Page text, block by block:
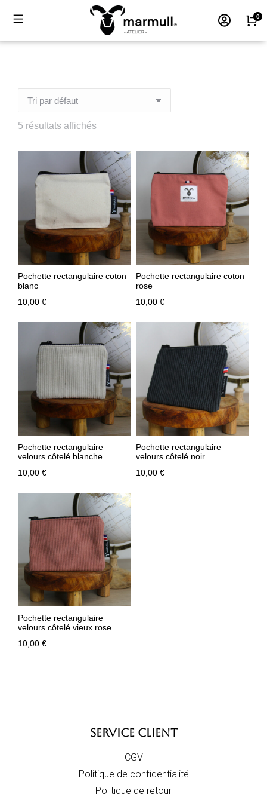
5 résultats affichés
Pochette rectangulaire coton
blanc
10,00 €
Pochette rectangulaire coton
rose
10,00 €
Pochette rectangulaire
velours côtelé blanche
10,00 €
Pochette rectangulaire
velours côtelé noir
10,00 €
Pochette rectangulaire
velours côtelé vieux rose
10,00 €
SERVICE CLIENT
CGV
Politique de confidentialité
Politique de retour